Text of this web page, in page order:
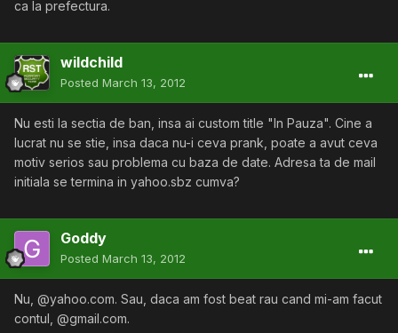
ca la prefectura.
wildchild
Posted March 13, 2012
Nu esti la sectia de ban, insa ai custom title "In Pauza". Cine a
lucrat nu se stie, insa daca nu-i ceva prank, poate a avut ceva
motiv serios sau problema cu baza de date. Adresa ta de mail
initiala se termina in yahoo.sbz cumva?
Goddy
Posted March 13, 2012
Nu, @yahoo.com. Sau, daca am fost beat rau cand mi-am facut
contul, @gmail.com.